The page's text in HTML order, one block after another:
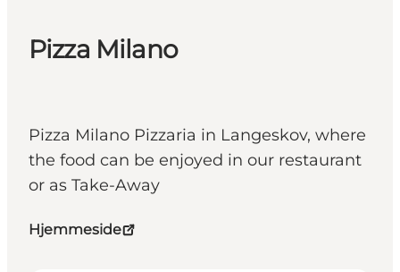
Pizza Milano
Pizza Milano Pizzaria in Langeskov, where
the food can be enjoyed in our restaurant
or as Take-Away
Hjemmeside